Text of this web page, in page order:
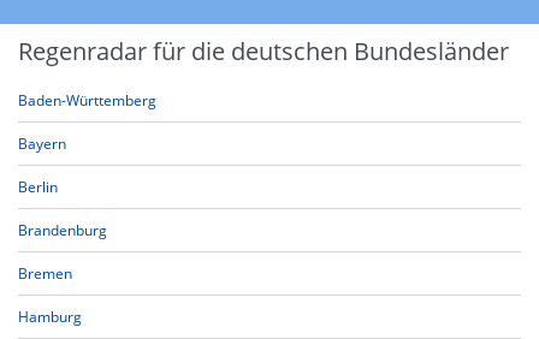
Regenradar für die deutschen Bundesländer
Baden-Württemberg
Bayern
Berlin
Brandenburg
Bremen
Hamburg